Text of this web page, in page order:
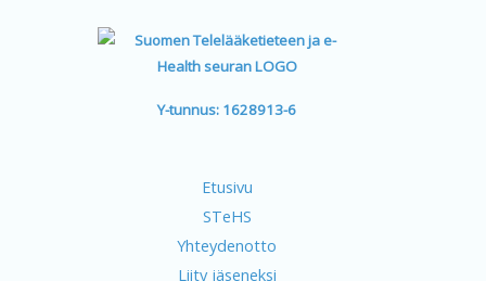
Y-tunnus: 1628913-6
Etusivu
STeHS
Yhteydenotto
Liity jäseneksi